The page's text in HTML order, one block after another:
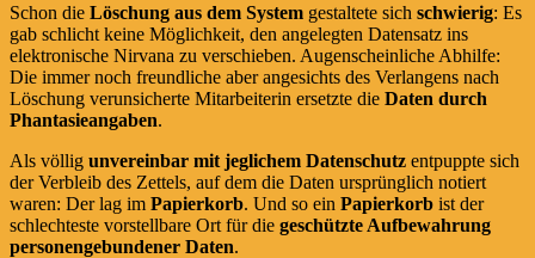
Schon die Löschung aus dem System gestaltete sich schwierig: Es
gab schlicht keine Möglichkeit, den angelegten Datensatz ins
elektronische Nirvana zu verschieben. Augenscheinliche Abhilfe:
Die immer noch freundliche aber angesichts des Verlangens nach
Löschung verunsicherte Mitarbeiterin ersetzte die Daten durch
Phantasieangaben.
Als völlig unvereinbar mit jeglichem Datenschutz entpuppte sich
der Verbleib des Zettels, auf dem die Daten ursprünglich notiert
waren: Der lag im Papierkorb. Und so ein Papierkorb ist der
schlechteste vorstellbare Ort für die geschützte Aufbewahrung
personengebundener Daten.